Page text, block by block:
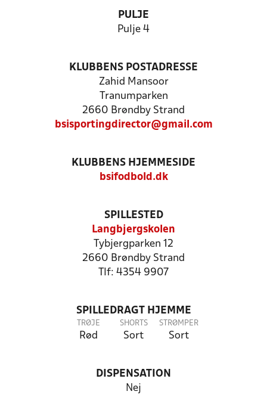
PULJE
Pulje 4
KLUBBENS POSTADRESSE
Zahid Mansoor
Tranumparken
2660 Brøndby Strand
bsisportingdirector@gmail.com
KLUBBENS HJEMMESIDE
bsifodbold.dk
SPILLESTED
Langbjergskolen
Tybjergparken 12
2660 Brøndby Strand
Tlf: 4354 9907
SPILLEDRAGT HJEMME
TRØJE
Rød
SHORTS
Sort
STRØMPER
Sort
DISPENSATION
Nej